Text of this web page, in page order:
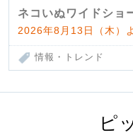
ネコいぬワイドショ
2026年8月13日（木）
情報・トレンド
ピ